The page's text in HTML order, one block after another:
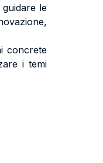
le
concrete
i temi